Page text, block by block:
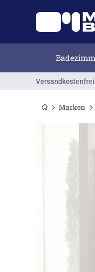
Versandkostenfrei
Marken